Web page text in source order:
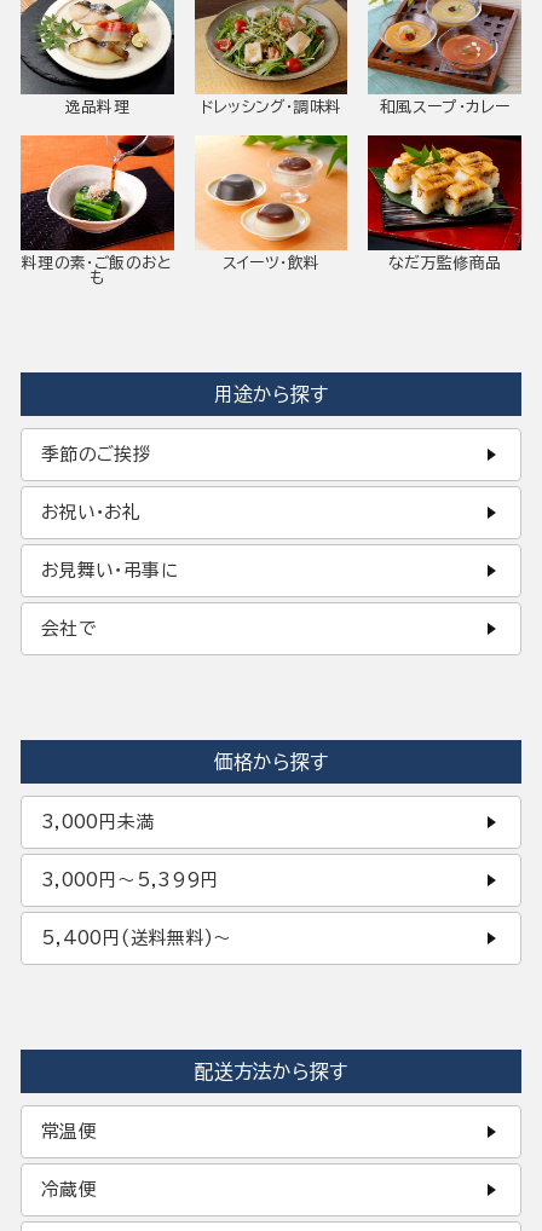
逸品料理 ドレッシング・調味料 和風スープ・カレー
料理の素・ご飯のおと
も
スイーツ・飲料 なだ万監修商品
用途から探す
季節のご挨拶
お祝い・お礼
お見舞い・弔事に
会社で
価格から探す
3,000円未満
3,000円〜5,399円
5,400円(送料無料)〜
配送方法から探す
常温便
冷蔵便